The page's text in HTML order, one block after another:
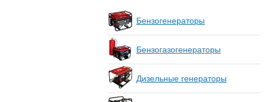
Бензогенераторы
Бензогазогенераторы
Дизельные генераторы